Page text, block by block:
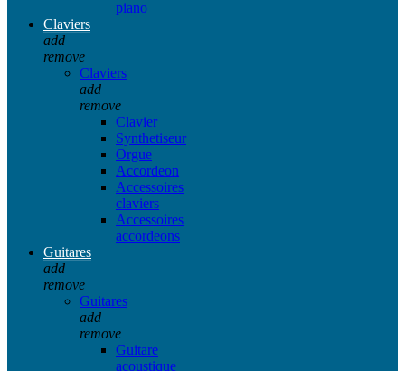
piano
Claviers
add
remove
Claviers
add
remove
Clavier
Synthetiseur
Orgue
Accordeon
Accessoires
claviers
Accessoires
accordeons
Guitares
add
remove
Guitares
add
remove
Guitare
acoustique